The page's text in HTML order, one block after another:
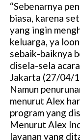
“Sebenarnya
biasa, karena
yang ingin
keluarga, ya
sebaik-baiknya
disela-sela
Jakarta (27/04/
Namun
menurut Alex
program yang
Menurut Alex
layanan yang